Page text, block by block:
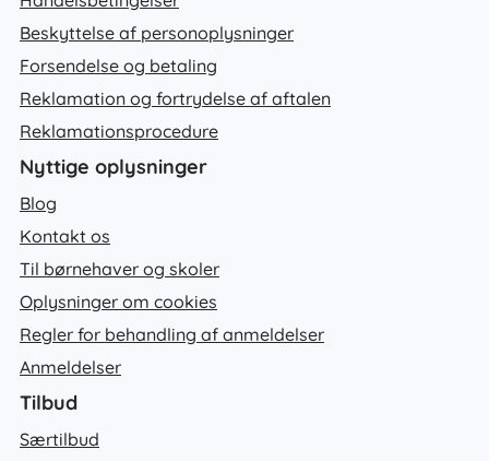
Beskyttelse af personoplysninger
Forsendelse og betaling
Reklamation og fortrydelse af aftalen
Reklamationsprocedure
Nyttige oplysninger
Blog
Kontakt os
Til børnehaver og skoler
Oplysninger om cookies
Regler for behandling af anmeldelser
Anmeldelser
Tilbud
Særtilbud